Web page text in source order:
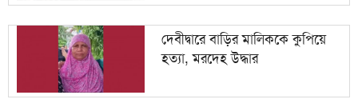
দেবীদ্বারে বাড়ির মালিককে কুপিয়ে
হত্যা, মরদেহ উদ্ধার